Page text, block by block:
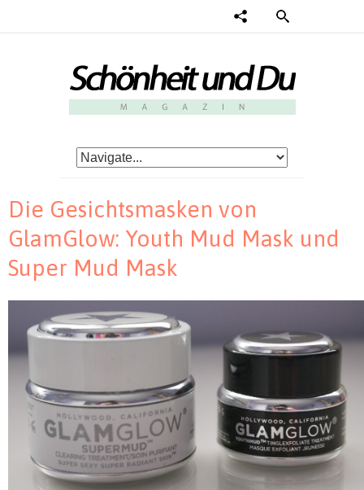
Die Gesichtsmasken von
GlamGlow: Youth Mud Mask und
Super Mud Mask